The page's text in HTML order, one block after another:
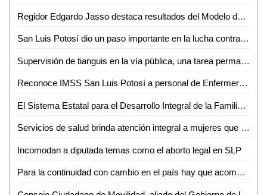
Regidor Edgardo Jasso destaca resultados del Modelo de Justicia Cívica en la Capital de SLP
San Luis Potosí dio un paso importante en la lucha contra la violencia de género: Dip. Gabriela Martínez Lárraga
Supervisión de tianguis en la vía pública, una tarea permanente del Ayuntamiento de San Luis Potosí
Reconoce IMSS San Luis Potosí a personal de Enfermería por su destacado desempeño institucional
El Sistema Estatal para el Desarrollo Integral de la Familia (DIF), lanzó los lineamientos en materia de adopción del estado de San Luis Potosí
Servicios de salud brinda atención integral a mujeres que viven violencia familiar o sexual
Incomodan a diputada temas como el aborto legal en SLP
Para la continuidad con cambio en el país hay que acompañar al presidente con unidad, lealtad y compromiso: Adán Augusto López Hernández